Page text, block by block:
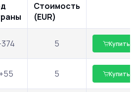
Стоимость
(EUR)
5 Купить
+55 5 Купить